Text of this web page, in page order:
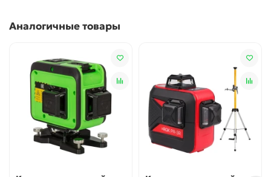
Настройка без разборки
Диапазон температур -10°С - +45°С
Класс защиты IP54
Устройство лазерного уровня RGK PR-38R при
необходимости можно расположить почти вплотную к
стенам. Это значительно упрощает выравнивание по углам
и обеспечивает точность при выравнивании штукатурки и
укладке плитки.
Аналогичные товары